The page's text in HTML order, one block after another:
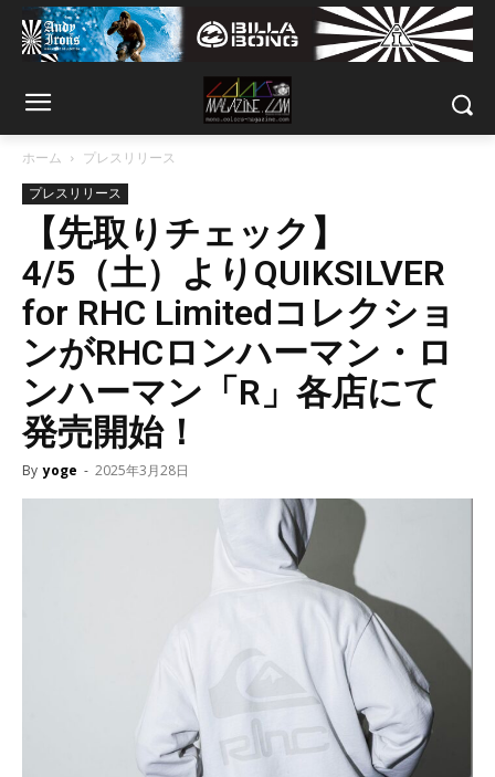
ホーム
プレスリリース
プレスリリース
【先取りチェック】
4/5（土）よりQUIKSILVER
for RHC Limitedコレクショ
ンがRHCロンハーマン・ロ
ンハーマン「R」各店にて
発売開始！
By yoge - 2025年3月28日